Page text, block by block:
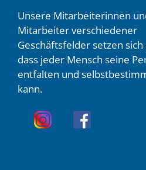
Unsere Mitarbeiterinnen
Mitarbeiter verschiedener
Geschäftsfelder setzen
dass jeder Mensch seine
entfalten und
kann.